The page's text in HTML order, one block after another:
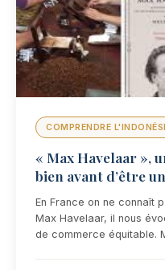
COMPRENDRE
« Max Havelaar »,
bien avant d’être
En France on ne connaît
Max Havelaar, il nous
de commerce équitable.